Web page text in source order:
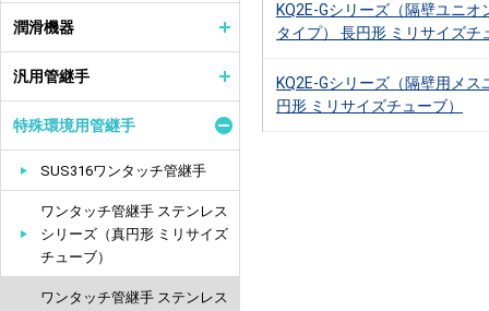
KQ2E-Gシリーズ（隔壁ユニオ
タイプ） 長円形 ミリサイズチ
KQ2E-Gシリーズ（隔壁用メス
円形 ミリサイズチューブ）
潤滑機器
汎用管継手
特殊環境用管継手
SUS316ワンタッチ管継手
ワンタッチ管継手 ステンレス
シリーズ（真円形 ミリサイズ
チューブ）
ワンタッチ管継手 ステンレス